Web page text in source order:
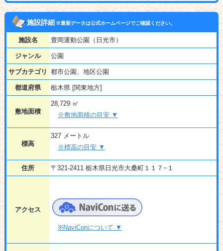
施設詳細※最新データは公式ホームページでご確認ください。
施設名 豊岡運動公園（日光市）
ジャンル 公園
サブカテゴリ 都市公園、地区公園
都道府県 栃木県 [関東地方]
敷地面積
28,729 ㎡
※敷地面積の目安 ▼
標高
327 メートル
※標高の目安 ▼
住所 〒321-2411 栃木県日光市大桑町１１７−１
アクセス
※NaviConについて ▼